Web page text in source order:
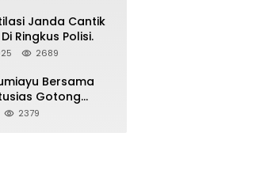
Janda Cantik
Ringkus Polisi.
2689
Bersama
Gotong
Jalan
2379